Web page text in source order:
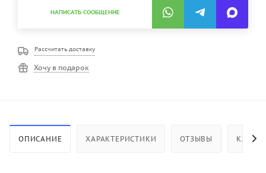
НАПИСАТЬ СООБЩЕНИЕ
Рассчитать доставку
Хочу в подарок
ОПИСАНИЕ ХАРАКТЕРИСТИКИ ОТЗЫВЫ КАК